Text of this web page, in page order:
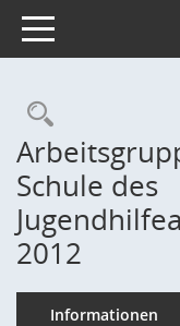
Toggle navigation
Schule des
2012
Informationen